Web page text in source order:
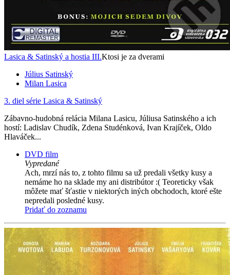
Lasica & Satinský a hostia III.Ktosi je za dverami
Július Satinský
Milan Lasica
3. diel série Lasica & Satinský
Zábavno-hudobná relácia Milana Lasicu, Júliusa Satinského a ich
hostí: Ladislav Chudík, Zdena Studénková, Ivan Krajíček, Oldo
Hlaváček...
DVD film
Vypredané
Ach, mrzí nás to, z tohto filmu sa už predali všetky kusy a
nemáme ho na sklade my ani distribútor :( Teoreticky však
môžete mať šťastie v niektorých iných obchodoch, ktoré ešte
nepredali posledné kusy.
Pridať do zoznamu